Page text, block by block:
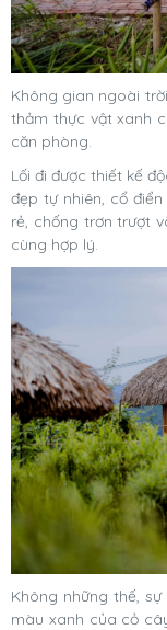
Không gian ngoài
thảm thực vật xanh
căn phòng.
Lối đi được thiết kế
đẹp tự nhiên, cổ
rẻ, chống trơn trượt
cùng hợp lý.
Không những thế,
màu xanh của cỏ